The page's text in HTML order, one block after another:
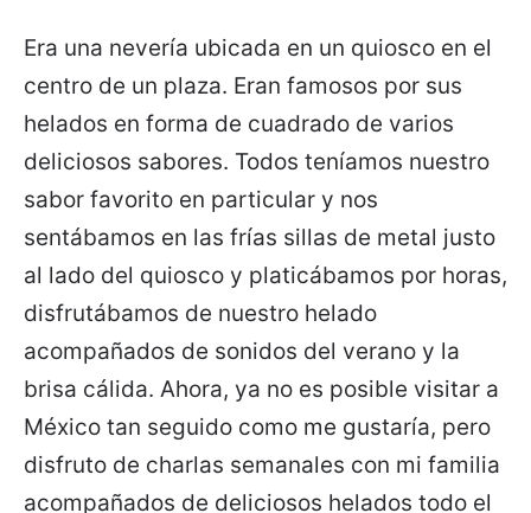
Era una nevería ubicada en un quiosco en el
centro de un plaza. Eran famosos por sus
helados en forma de cuadrado de varios
deliciosos sabores. Todos teníamos nuestro
sabor favorito en particular y nos
sentábamos en las frías sillas de metal justo
al lado del quiosco y platicábamos por horas,
disfrutábamos de nuestro helado
acompañados de sonidos del verano y la
brisa cálida. Ahora, ya no es posible visitar a
México tan seguido como me gustaría, pero
disfruto de charlas semanales con mi familia
acompañados de deliciosos helados todo el